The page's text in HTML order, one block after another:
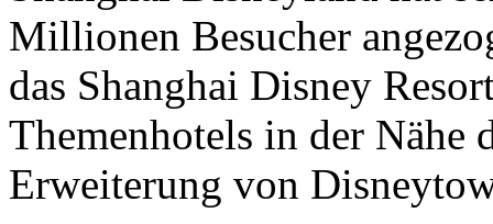
Millionen Besucher
das Shanghai Disney
Themenhotels in der Nähe
Erweiterung von